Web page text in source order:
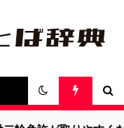
ば辞
りやすく詳し